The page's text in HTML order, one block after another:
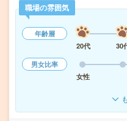
職場の雰囲気
年齢層
20代
30
男女比率
女性